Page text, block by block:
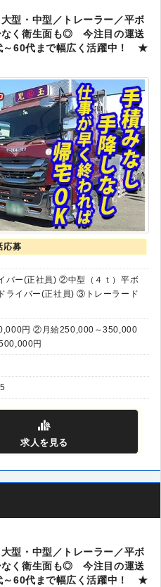
型・中型／トレーラー／平ボ
なく衛生面も◎ 今注目の運送
～60代まで幅広く活躍中！ ★
応募
バー(正社員) ②中型（４ｔ）平ボ
ライバー(正社員) ③トレーラード
円 ②月給250,000～350,000
円
求人 を見る
型・中型／トレーラー／平ボ
なく衛生面も◎ 今注目の運送
～60代まで幅広く活躍中！ ★